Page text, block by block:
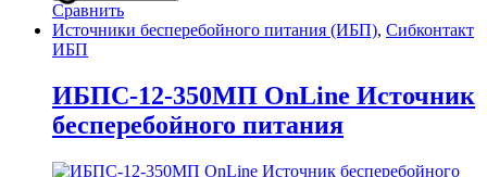
Сравнить
Источники бесперебойного питания (ИБП), Сибконтакт
ИБП
ИБПС-12-350МП OnLine Источник
бесперебойного питания